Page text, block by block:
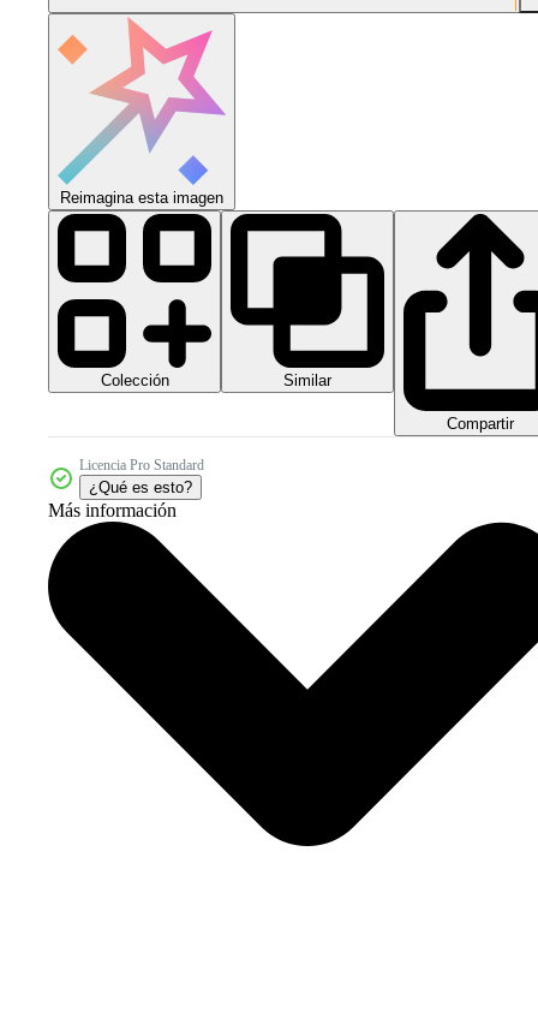
Reimagina esta imagen
Colección Similar
Compartir
Licencia Pro Standard
¿Qué es esto?
Más información